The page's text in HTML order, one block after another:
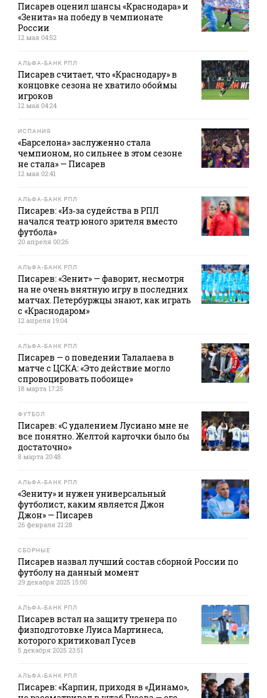
Писарев оценил шансы «Краснодара» и
«Зенита» на победу в чемпионате
России
12 мая 04:52
АЛЬФА-БАНК РПЛ
Писарев считает, что «Краснодару» в
концовке сезона не хватило обоймы
игроков
12 мая 04:24
ИСПАНИЯ
«Барселона» заслуженно стала
чемпионом, но сильнее в этом сезоне
не стала» — Писарев
12 мая 02:41
АЛЬФА-БАНК РПЛ
Писарев: «Из‑за судейства в РПЛ
начался театр юного зрителя вместо
футбола»
20 апреля 00:26
АЛЬФА-БАНК РПЛ
Писарев: «Зенит» — фаворит, несмотря
на не очень внятную игру в последних
матчах. Петербуржцы знают, как играть
с «Краснодаром»
12 апреля 19:04
АЛЬФА-БАНК РПЛ
Писарев — о поведении Талалаева в
матче с ЦСКА: «Это действие могло
спровоцировать побоище»
18 марта 17:25
ФУТБОЛ
Писарев: «С удалением Лусиано мне не
все понятно. Желтой карточки было бы
достаточно»
8 марта 20:48
АЛЬФА-БАНК РПЛ
«Зениту» и нужен универсальный
футболист, каким является Джон
Джон» — Писарев
26 февраля 21:28
СБОРНЫЕ
Писарев назвал лучший состав сборной России по
футболу на данный момент
29 декабря 2025 15:00
АЛЬФА-БАНК РПЛ
Писарев встал на защиту тренера по
физподготовке Луиса Мартинеса,
которого критиковал Гусев
5 декабря 2025 23:51
АЛЬФА-БАНК РПЛ
Писарев: «Карпин, приходя в «Динамо»,